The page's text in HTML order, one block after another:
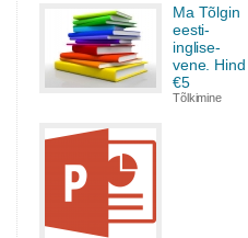
Ma Tõlgin
eesti-
inglise-
vene. Hind
€5
Tõlkimine